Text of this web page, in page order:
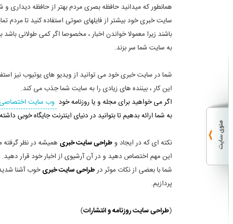
همانطور که میدانید حافظه بصری مردم بهتر از حافظه دیداری و
سایت خبری خود بیشتر از فایلهای صوتی استفاده کنید تا
باشند زیرا معمولا خواندن اخبار ، مخصوصا اگر کمی طولانی
به سایت شما سر بزند.
شما در سایت خبری خود می توانید از ویدیو های یوتیوب نیز
این کار ، بیننده های زیادی را به سایت شما جذب می کند.
اگر می خواهید برای مجله و یا روزنامه خود وب سایت اختصاصی
به شما ارائه بدهیم تا بتوانید در دنیای اینترنت جایگاه خوبی
نکته ای که در ایجاد وطراحی سایت خبری همیشه در نظر
این مهم اختصاص دهید و در آن آرشیوی از اخبار خود قرار دهید.
شما با بعضی از نکات موثر درطراحی سایت خبریخوب آشنا
پردازیم.
(طراحی سایت روزنامه و انتشارات)